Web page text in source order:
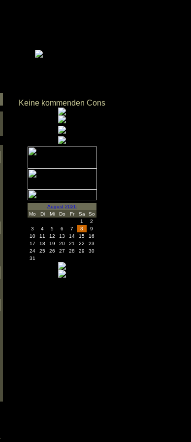
Keine kommenden Cons
August 2026
Mo
Di Mi Do Fr Sa
So
1
2
3
4 5 6 7 8
9
10
11 12 13 14 15
16
17
18 19 20 21 22
23
24
25 26 27 28 29
30
31